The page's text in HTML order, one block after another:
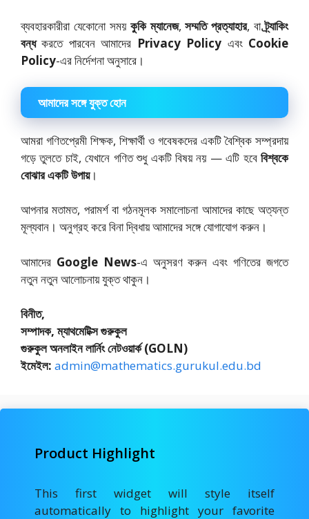
ব্যবহারকারীরা যেকোনো সময় কুকি ম্যানেজ,সম্মতি প্রত্যাহার, বাট্র্যাকিং
বন্ধকরতে পারবেন আমাদের Privacy Policy এবং Cookie
Policy-এর নির্দেশনা অনুসারে।
আমাদের সঙ্গে যুক্ত হোন
আমরা গণিতপ্রেমী শিক্ষক, শিক্ষার্থী ও গবেষকদের একটি বৈশ্বিক সম্প্রদায়
গড়ে তুলতে চাই, যেখানে গণিত শুধু একটি বিষয় নয় — এটি হবে বিশ্বকে
বোঝার একটি উপায়।
আপনার মতামত, পরামর্শ বা গঠনমূলক সমালোচনা আমাদের কাছে অত্যন্ত
মূল্যবান। অনুগ্রহ করে বিনা দ্বিধায় আমাদের সঙ্গে যোগাযোগ করুন।
আমাদের Google News-এ অনুসরণ করুন এবং গণিতের জগতে
নতুন নতুন আলোচনায় যুক্ত থাকুন।
বিনীত,
সম্পাদক, ম্যাথমেটিক্স গুরুকুল
গুরুকুল অনলাইন লার্নিং নেটওয়ার্ক (GOLN)
ইমেইল: admin@mathematics.gurukul.edu.bd
Product Highlight
This first widget will style itself
automatically to highlight your favorite